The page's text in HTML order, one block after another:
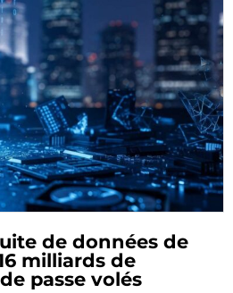
de données de
milliards de
passe volés